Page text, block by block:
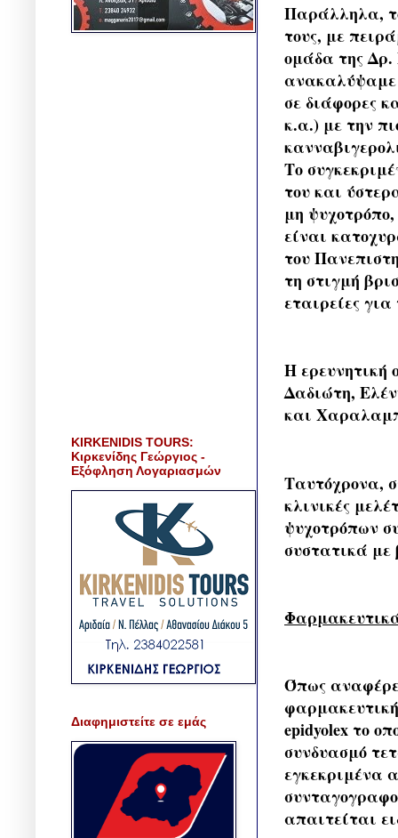
Παράλληλα,
τους, με
ομάδα της
ανακαλύψαμε
σε διάφορες
κ.α.) με την
Το
του και
μη ψυχοτρόπο,
είναι
του
τη στιγμή
εταιρείες για
Η ερευνητική
Δαδιώτη,
και
Ταυτόχρονα,
κλινικές
ψυχοτρόπων
συστατικά με
Όπως
epidyolex το
συνδυασμό
εγκεκριμένα
απαιτείται
KIRKENIDIS TOURS:
Κιρκενίδης Γεώργιος -
Εξόφληση Λογαριασμών
Διαφημιστείτε σε εμάς